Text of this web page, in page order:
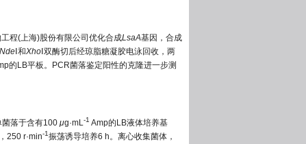
程(上海)股份有限公司优化合成LsaA基因，合成
Nde Ⅰ和Xho Ⅰ双酶切后经琼脂糖凝胶电泳回收，两
的LB平板。PCR菌落鉴定阳性的克隆进一步测
落于含有100 μg·mL-1 Amp的LB液体培养基
250 r·min-1振荡诱导培养6 h。离心收集菌体，